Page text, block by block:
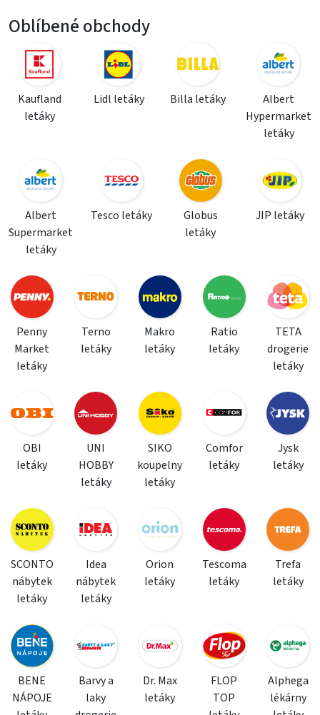
Oblíbené obchody
Kaufland
letáky
Lidl letáky Billa letáky
Albert
Hypermarket
letáky
Albert
Supermarket
letáky
Tesco letáky
Globus
letáky
JIP letáky
Penny
Market
letáky
Terno
letáky
Makro
letáky
Ratio
letáky
TETA
drogerie
letáky
OBI
letáky
UNI
HOBBY
letáky
SIKO
koupelny
letáky
Comfor
letáky
Jysk
letáky
SCONTO
nábytek
letáky
Idea
nábytek
letáky
Orion
letáky
Tescoma
letáky
Trefa
letáky
BENE
NÁPOJE
Barvy a
laky
Dr. Max
letáky
FLOP
TOP
Alphega
lékárny